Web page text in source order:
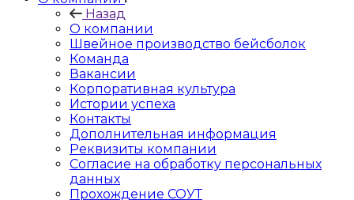
Назад
О компании
Швейное производство бейсболок
Команда
Вакансии
Корпоративная культура
Истории успеха
Контакты
Дополнительная информация
Реквизиты компании
Согласие на обработку персональных
данных
Прохождение СОУТ